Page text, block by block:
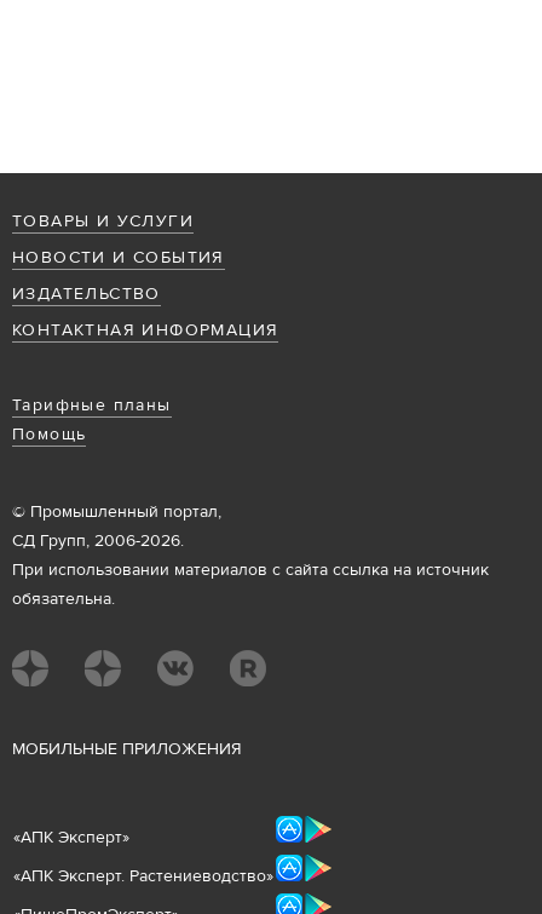
ТОВАРЫ И УСЛУГИ
НОВОСТИ И СОБЫТИЯ
ИЗДАТЕЛЬСТВО
КОНТАКТНАЯ ИНФОРМАЦИЯ
Тарифные планы
Помощь
© Промышленный портал,
СД Групп, 2006-2026.
При использовании материалов с сайта ссылка на источник
обязательна.
МОБИЛЬНЫЕ ПРИЛОЖЕНИЯ
«АПК Эксперт»
«АПК Эксперт. Растениеводство»